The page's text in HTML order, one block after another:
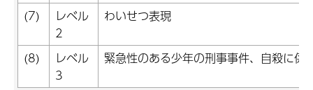
(7)
レベル
2
わいせつ表現
(8)
レベル
3
緊急性のある少年の刑事事件、自殺に係